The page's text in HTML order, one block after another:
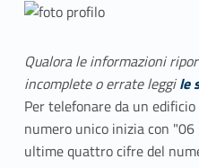
Qualora le informazioni
incomplete o errate leggile
Per telefonare da un
numero unico inizia con
ultime quattro cifre del